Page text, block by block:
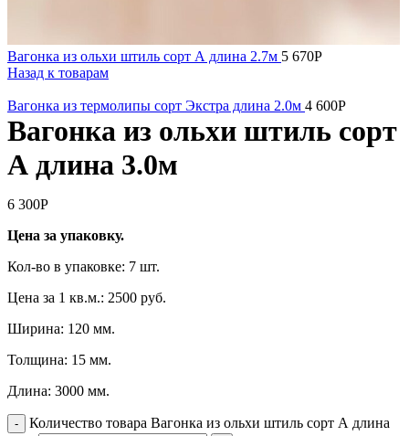
Вагонка из ольхи штиль сорт А длина 2.7м 5 670Р
Назад к товарам
Вагонка из термолипы сорт Экстра длина 2.0м 4 600Р
Вагонка из ольхи штиль сорт
А длина 3.0м
6 300Р
Цена за упаковку.
Кол-во в упаковке: 7 шт.
Цена за 1 кв.м.: 2500 руб.
Ширина: 120 мм.
Толщина: 15 мм.
Длина: 3000 мм.
Количество товара Вагонка из ольхи штиль сорт А длина